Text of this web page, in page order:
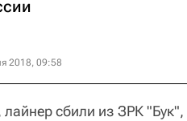
2018, 09:58
сбили из ЗРК